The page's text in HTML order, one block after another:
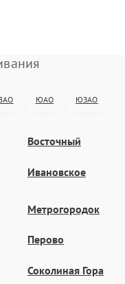
ЮАО ЮЗАО
Восточный
Ивановское
Метрогородок
Перово
Соколиная Гора